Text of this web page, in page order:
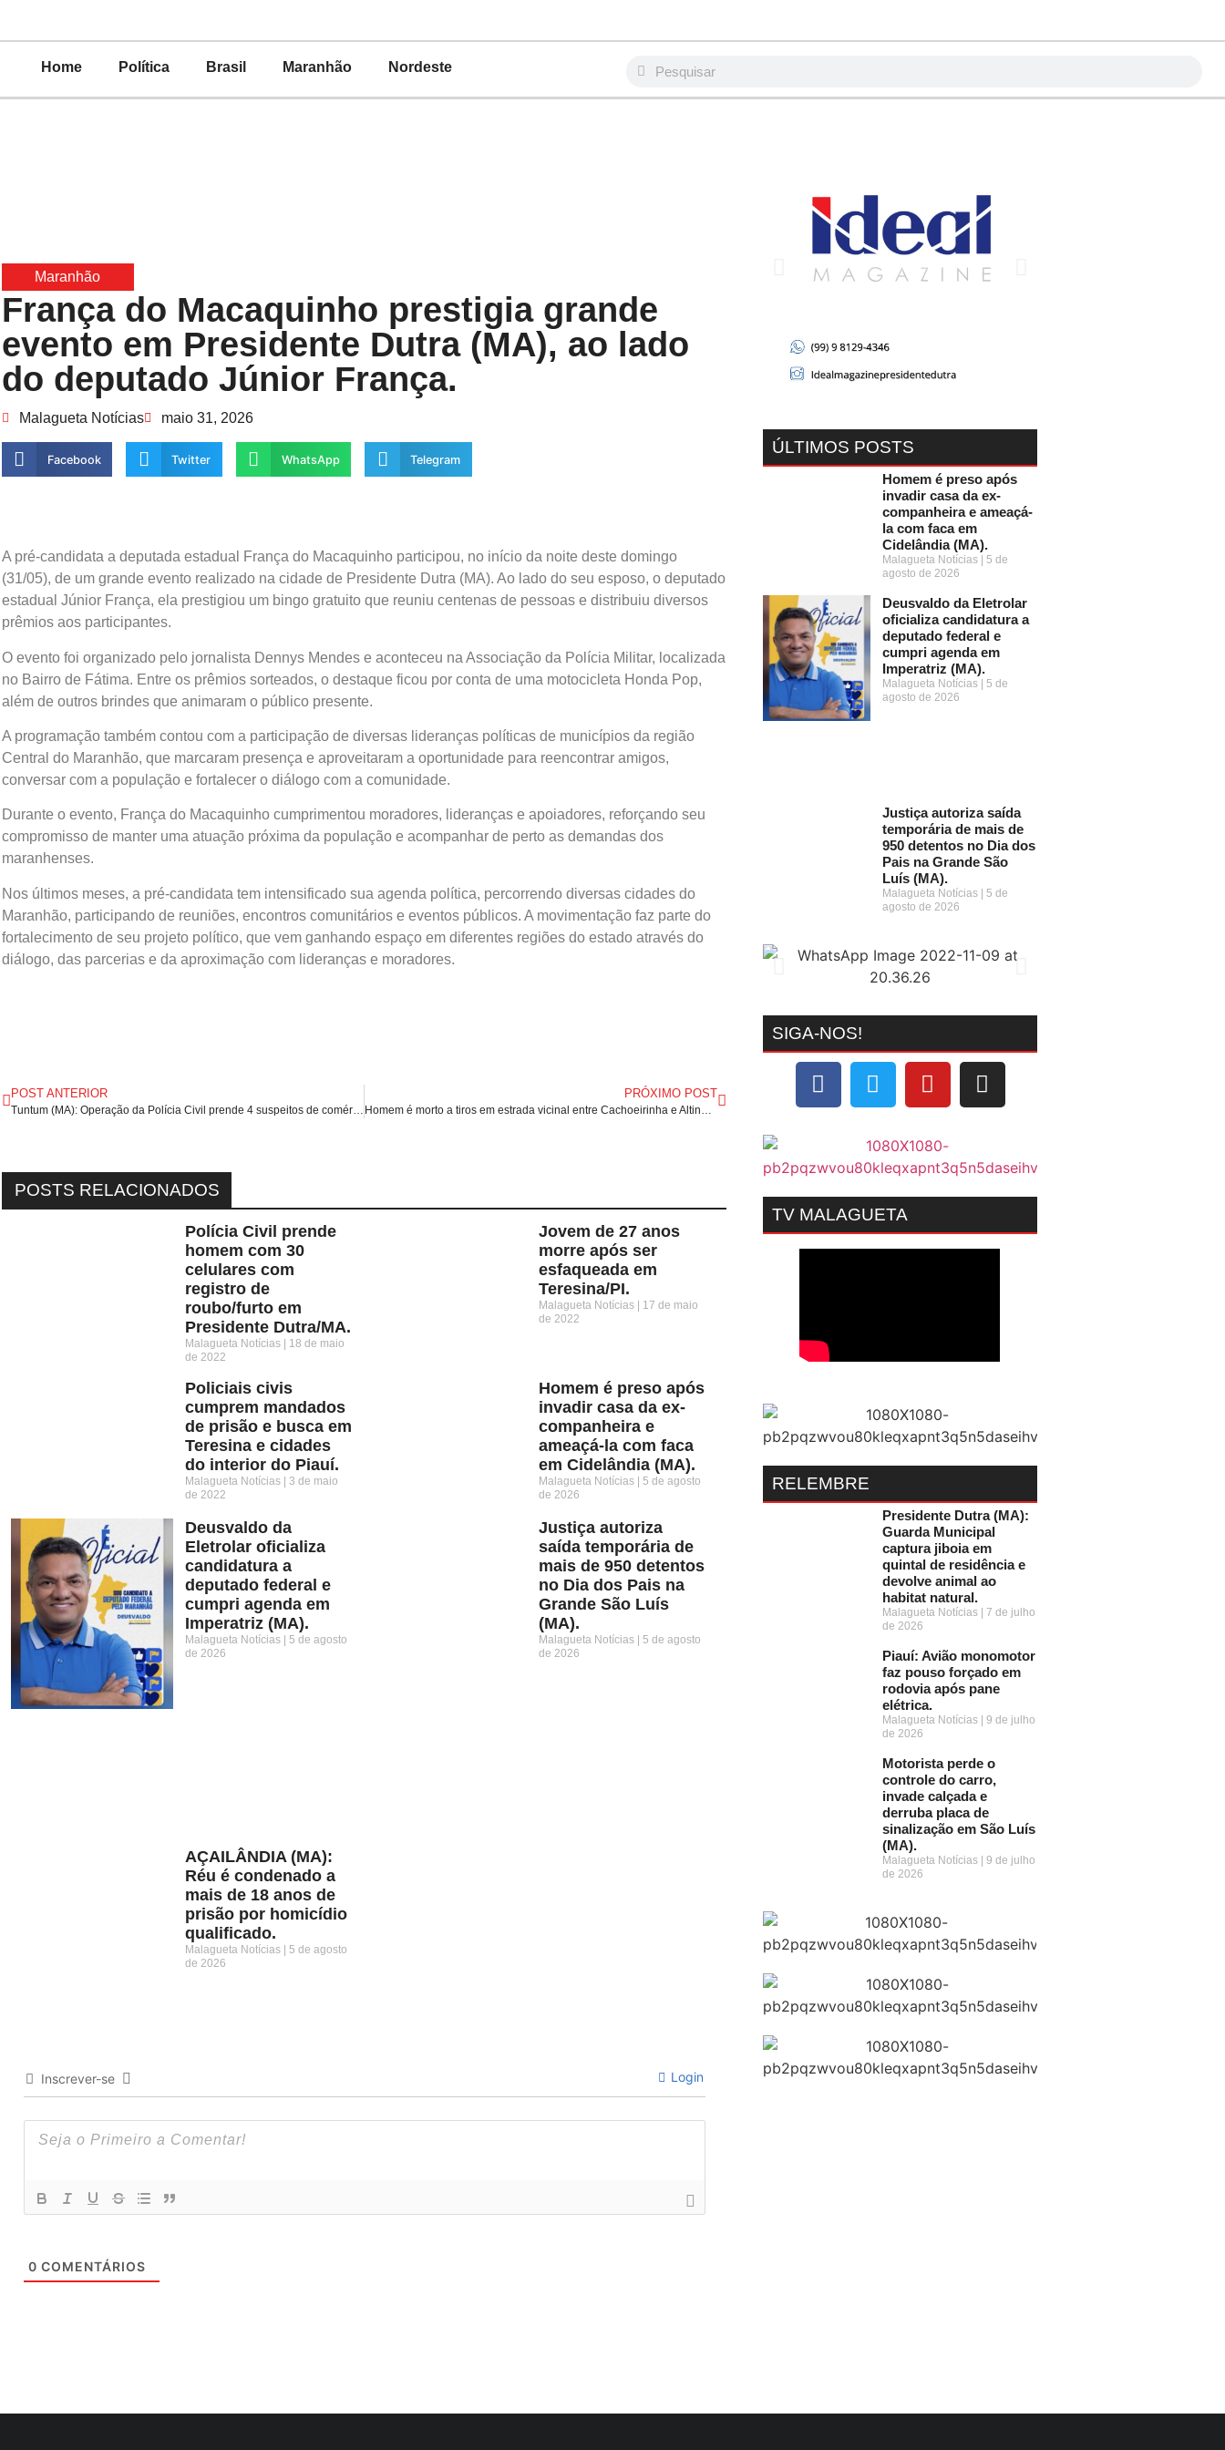
Home Política Brasil Maranhão Nordeste
Maranhão
França do Macaquinho prestigia grande
evento em Presidente Dutra (MA), ao lado
do deputado Júnior França.
Malagueta Notícias maio 31, 2026
Facebook Twitter WhatsApp Telegram
A pré-candidata a deputada estadual França do Macaquinho participou, no início da noite deste domingo
(31/05), de um grande evento realizado na cidade de Presidente Dutra (MA). Ao lado do seu esposo, o deputado
estadual Júnior França, ela prestigiou um bingo gratuito que reuniu centenas de pessoas e distribuiu diversos
prêmios aos participantes.
O evento foi organizado pelo jornalista Dennys Mendes e aconteceu na Associação da Polícia Militar, localizada
no Bairro de Fátima. Entre os prêmios sorteados, o destaque ficou por conta de uma motocicleta Honda Pop,
além de outros brindes que animaram o público presente.
A programação também contou com a participação de diversas lideranças políticas de municípios da região
Central do Maranhão, que marcaram presença e aproveitaram a oportunidade para reencontrar amigos,
conversar com a população e fortalecer o diálogo com a comunidade.
Durante o evento, França do Macaquinho cumprimentou moradores, lideranças e apoiadores, reforçando seu
compromisso de manter uma atuação próxima da população e acompanhar de perto as demandas dos
maranhenses.
Nos últimos meses, a pré-candidata tem intensificado sua agenda política, percorrendo diversas cidades do
Maranhão, participando de reuniões, encontros comunitários e eventos públicos. A movimentação faz parte do
fortalecimento de seu projeto político, que vem ganhando espaço em diferentes regiões do estado através do
diálogo, das parcerias e da aproximação com lideranças e moradores.
POST ANTERIOR
Tuntum (MA): Operação da Polícia Civil prende 4 suspeitos de comércio ilegal de armas e munições.
PRÓXIMO POST
Homem é morto a tiros em estrada vicinal entre Cachoeirinha e Altinho, no interior de Pernambuco.
POSTS RELACIONADOS
Polícia Civil prende
homem com 30
celulares com
registro de
roubo/furto em
Presidente Dutra/MA.
Malagueta Notícias
18 de maio
de 2022
Jovem de 27 anos
morre após ser
esfaqueada em
Teresina/PI.
Malagueta Notícias
17 de maio
de 2022
Policiais civis
cumprem mandados
de prisão e busca em
Teresina e cidades
do interior do Piauí.
Malagueta Notícias
3 de maio
de 2022
Homem é preso após
invadir casa da ex-
companheira e
ameaçá-la com faca
em Cidelândia (MA).
Malagueta Notícias
5 de agosto
de 2026
Deusvaldo da
Eletrolar oficializa
candidatura a
deputado federal e
cumpri agenda em
Imperatriz (MA).
Malagueta Notícias
5 de agosto
de 2026
Justiça autoriza
saída temporária de
mais de 950 detentos
no Dia dos Pais na
Grande São Luís
(MA).
Malagueta Notícias
5 de agosto
de 2026
AÇAILÂNDIA (MA):
Réu é condenado a
mais de 18 anos de
prisão por homicídio
qualificado.
Malagueta Notícias
5 de agosto
de 2026
Inscrever-se Login
0 COMENTÁRIOS
ÚLTIMOS POSTS
Homem é preso após
invadir casa da ex-
companheira e ameaçá-
la com faca em
Cidelândia (MA).
Malagueta Notícias
5 de
agosto de 2026
Deusvaldo da Eletrolar
oficializa candidatura a
deputado federal e
cumpri agenda em
Imperatriz (MA).
Malagueta Notícias
5 de
agosto de 2026
Justiça autoriza saída
temporária de mais de
950 detentos no Dia dos
Pais na Grande São
Luís (MA).
Malagueta Notícias
5 de
agosto de 2026
SIGA-NOS!
TV MALAGUETA
RELEMBRE
Presidente Dutra (MA):
Guarda Municipal
captura jiboia em
quintal de residência e
devolve animal ao
habitat natural.
Malagueta Notícias
7 de julho
de 2026
Piauí: Avião monomotor
faz pouso forçado em
rodovia após pane
elétrica.
Malagueta Notícias
9 de julho
de 2026
Motorista perde o
controle do carro,
invade calçada e
derruba placa de
sinalização em São Luís
(MA).
Malagueta Notícias
9 de julho
de 2026